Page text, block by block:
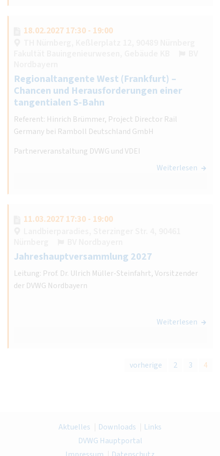
18.02.2027 17:30 - 19:00
Regionaltangente West (Frankfurt) –
Chancen und Herausforderungen einer
tangentialen S-Bahn
Referent: Hinrich Brümmer, Project Director Rail
Germany bei Ramboll Deutschland GmbH
Partnerveranstaltung DVWG und VDEI
Weiterlesen
11.03.2027 17:30 - 19:00
Jahreshauptversammlung 2027
Leitung: Prof. Dr. Ulrich Müller-Steinfahrt, Vorsitzender
der DVWG Nordbayern
Weiterlesen
vorherige 2 3 4
Aktuelles Downloads
Links
DVWG Hauptportal